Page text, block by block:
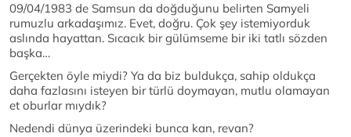
09/04/1983 de Samsun da doğduğunu belirten Samyeli
rumuzlu arkadaşımız. Evet, doğru. Çok şey istemiyorduk
aslında hayattan. Sıcacık bir gülümseme bir iki tatlı sözden
başka…
Gerçekten öyle miydi? Ya da biz buldukça, sahip oldukça
daha fazlasını isteyen bir türlü doymayan, mutlu olamayan
et oburlar mıydık?
Nedendi dünya üzerindeki bunca kan, revan?